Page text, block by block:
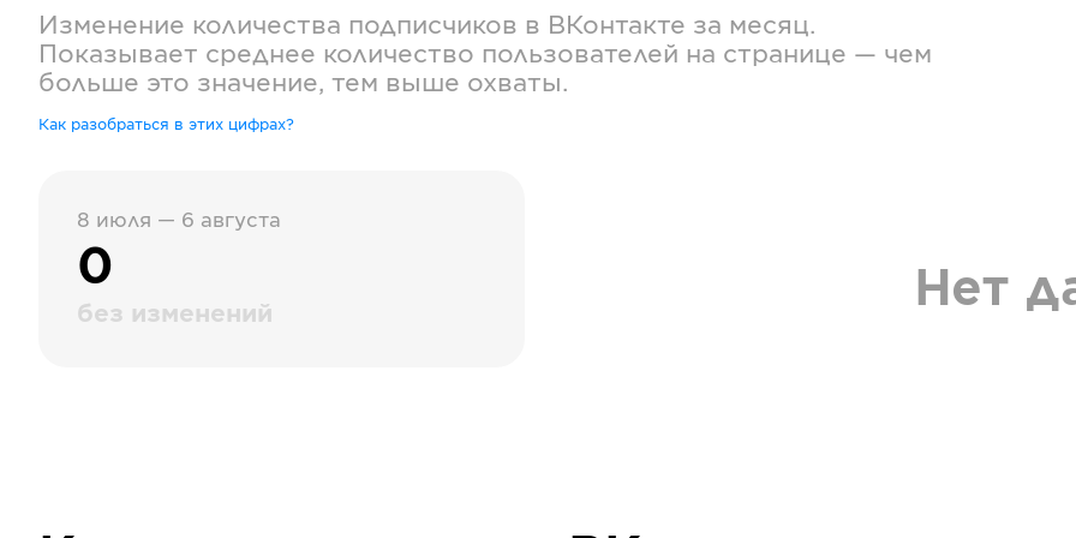
Изменение количества подписчиков в ВКонтакте за месяц.
Показывает среднее количество пользователей на странице — чем
больше это значение, тем выше охваты.
Как разобраться в этих цифрах?
8 июля — 6 августа
0
без изменений Нет